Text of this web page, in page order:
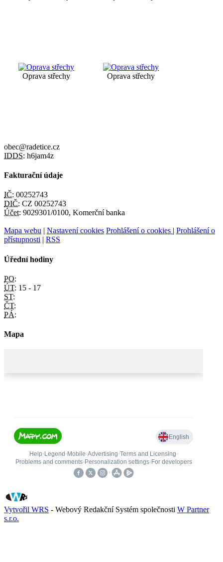
Oprava střechy Oprava střechy
obec@radetice.cz
IDDS: h6jam4z
Fakturační údaje
IČ: 00252743
DIČ: CZ 00252743
Účet: 9029301/0100, Komerční banka
Mapa webu | Nastavení cookies Prohlášení o cookies | Prohlášení o
přístupnosti | RSS
Úřední hodiny
PO:
ÚT: 15 - 17
ST:
ČT:
PÁ:
Mapa
Vytvořil WRS - Webový Redakční Systém společnosti W Partner
s.r.o.